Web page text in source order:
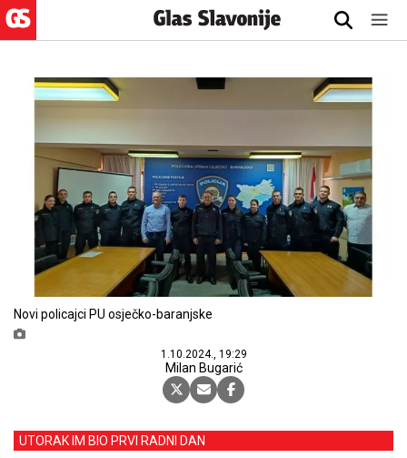
Novi policajci PU osječko-baranjske
1.10.2024., 19:29
Milan Bugarić
UTORAK IM BIO PRVI RADNI DAN